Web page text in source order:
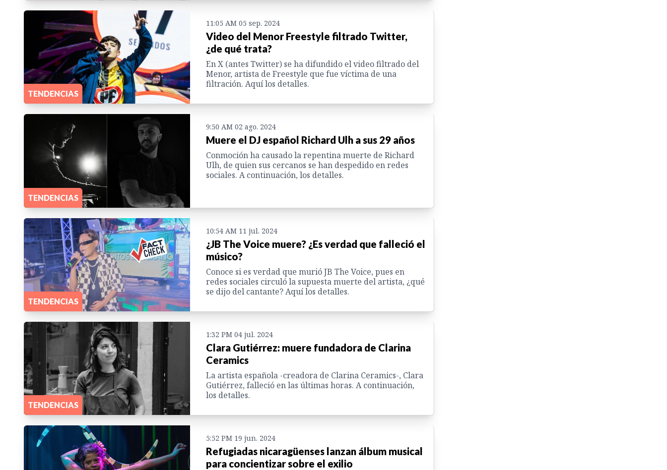
TENDENCIAS
11:05 AM 05 sep. 2024
Video del Menor Freestyle filtrado Twitter,
¿de qué trata?
En X (antes Twitter) se ha difundido el video filtrado del
Menor, artista de Freestyle que fue víctima de una
filtración. Aquí los detalles.
TENDENCIAS
9:50 AM 02 ago. 2024
Muere el DJ español Richard Ulh a sus 29 años
Conmoción ha causado la repentina muerte de Richard
Ulh, de quien sus cercanos se han despedido en redes
sociales. A continuación, los detalles.
TENDENCIAS
10:54 AM 11 jul. 2024
¿JB The Voice muere? ¿Es verdad que falleció el
músico?
Conoce si es verdad que murió JB The Voice, pues en
redes sociales circuló la supuesta muerte del artista, ¿qué
se dijo del cantante? Aquí los detalles.
TENDENCIAS
1:32 PM 04 jul. 2024
Clara Gutiérrez: muere fundadora de Clarina
Ceramics
La artista española -creadora de Clarina Ceramics-, Clara
Gutiérrez, falleció en las últimas horas. A continuación,
los detalles.
5:52 PM 19 jun. 2024
Refugiadas nicaragüenses lanzan álbum musical
para concientizar sobre el exilio